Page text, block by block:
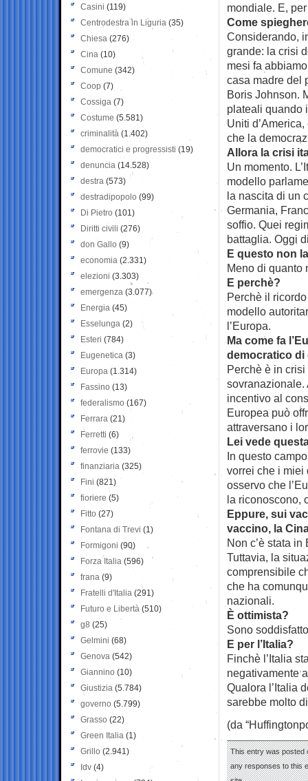
mondiale. E,
Come
Considerando,
grande: la crisi
mesi fa
casa madre del
Boris Johnson.
plateali quando
Uniti
che la
Allora la crisi
Un momento.
modello
la nascita di un
Germania,
soffio. Quei
battaglia. Oggi
E questo non
Meno di quanto
E perchè?
Perchè il
modello
l’Europa.
Ma come fa
democratico di
Perchè è in
sovranazionale.
incentivo al
Europea può
attraversano i
Lei vede
In questo
vorrei che i miei
osservo che
la riconoscono,
Eppure, sui
vaccino, la
Non c’è stata
Tuttavia, la
comprensibile
che ha
nazionali.
È ottimista?
Sono
E per l’Italia?
Finchè l’Italia
negativamente
Qualora l’Italia
sarebbe molto
(da
This entry was posted
any responses to this
Casini (119)
Centrodestra in Liguria (35)
Chiesa (276)
Cina (10)
Comune (342)
Coop (7)
Cossiga (7)
Costume (5.581)
criminalità (1.402)
democratici e progressisti (19)
denuncia (14.528)
destra (573)
destradipopolo (99)
Di Pietro (101)
Diritti civili (276)
don Gallo (9)
economia (2.331)
elezioni (3.303)
emergenza (3.077)
Energia (45)
Esselunga (2)
Esteri (784)
Eugenetica (3)
Europa (1.314)
Fassino (13)
federalismo (167)
Ferrara (21)
Ferretti (6)
ferrovie (133)
finanziaria (325)
Fini (821)
fioriere (5)
Fitto (27)
Fontana di Trevi (1)
Formigoni (90)
Forza Italia (596)
frana (9)
Fratelli d'Italia (291)
Futuro e Libertà (510)
g8 (25)
Gelmini (68)
Genova (542)
Giannino (10)
Giustizia (5.784)
governo (5.799)
Grasso (22)
Green Italia (1)
Grillo (2.941)
Idv (4)